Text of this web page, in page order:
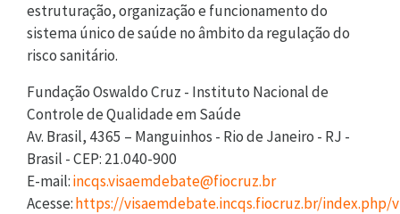
estruturação, organização e funcionamento do
sistema único de saúde no âmbito da regulação do
risco sanitário.
Fundação Oswaldo Cruz - Instituto Nacional de
Controle de Qualidade em Saúde
Av. Brasil, 4365 – Manguinhos - Rio de Janeiro - RJ -
Brasil - CEP: 21.040-900
E-mail:incqs.visaemdebate@fiocruz.br
Acesse:https://visaemdebate.incqs.fiocruz.br/index.php/